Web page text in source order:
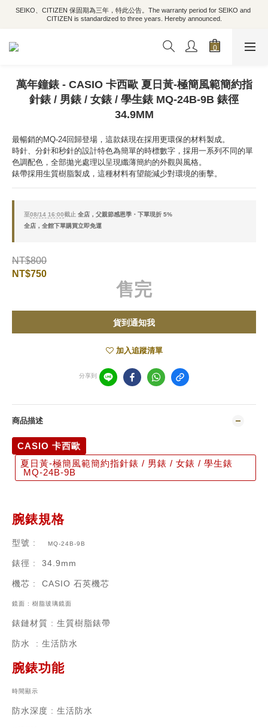
SEIKO、CITIZEN 保固期為三年，特此公告。The warranty period for SEIKO and
CITIZEN is standardized to three years. Hereby announced.
萬年鐘錶 - CASIO 卡西歐 夏日黃-極簡風範簡約指
針錶 / 男錶 / 女錶 / 學生錶 MQ-24B-9B 錶徑
34.9MM
最暢銷的MQ-24回歸登場，這款錶現在採用更環保的材料製成。
時針、分針和秒針的設計特色為簡單的時標數字，採用一系列不同的單
色調配色，全部拋光處理以呈現纖薄簡約的外觀與風格。
錶帶採用生質樹脂製成，這種材料有望能減少對環境的衝擊。
至08/14 16:00截止 全店，父親節感恩季・下單現折 5%
全店，全館下單購買立即免運
NT$800
NT$750
售完
貨到通知我
加入追蹤清單
分享到
商品描述
CASIO 卡西歐
夏日黃-極簡風範簡約指針錶 / 男錶 / 女錶 / 學生錶
MQ-24B-9B
腕錶規格
型號 : MQ-24B-9B
錶徑 : 34.9mm
機芯 : CASIO 石英機芯
鏡面 : 樹脂玻璃鏡面
錶鏈材質 : 生質樹脂錶帶
防水 : 生活防水
腕錶功能
時間顯示
防水深度 : 生活防水